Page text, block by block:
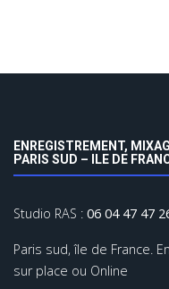
ENREGISTREMENT,
PARIS SUD – ILE DE
Studio RAS : 06 04 47 47
Paris sud, île de France.
sur place ou Online